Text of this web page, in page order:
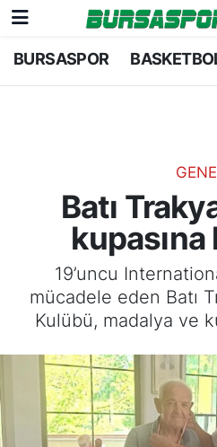
BURSASPOR
Batı
19’uncu
mücadele eden Batı
Kulübü, madalya ve
Bursaspor
Bursa Amatör
Hentbol
Voleybol
Bursa Nöbetçi
Bursa Trafik
TFF 1.Lig Puan
Tüm Manşetler
Haber Arşivi